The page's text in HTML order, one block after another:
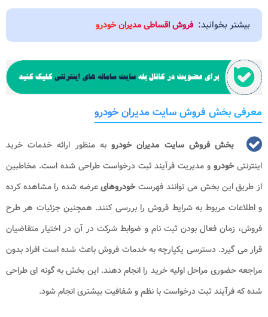
بیشتر بخوانید: فروش اقساطی مدیران خودرو
معرفی بخش فروش سایت مدیران خودرو
بخش فروش سایت مدیران خودروبه منظور ارائه خدمات خرید
اینترنتیخودرو و مدیریت فرآیند ثبت درخواست طراحی شده است. مخاطبین
از طریق این بخش می توانند فهرستخودروهایعرضه شده را مشاهده کرده
و اطلاعات مربوط به شرایط فروش را بررسی کنند. همچنین جزئیات هر طرح
فروش، زمان فعال بودن ثبت نام و ضوابط شرکت در آن در اختیار متقاضیان
قرار می گیرد. دسترسی یکپارچه به خدمات فروش باعث شده است افراد بدون
مراجعه حضوری مراحل اولیه خرید را انجام دهند. این بخش به گونه ای طراحی
شده که فرآیند ثبت درخواست با نظم و شفافیت بیشتری انجام شود.